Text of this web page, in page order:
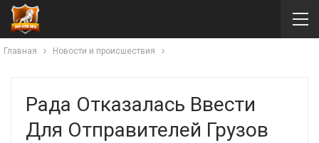
Главная Новости и происшествия
Рада Отказалась Ввести
Для Отправителей Грузов